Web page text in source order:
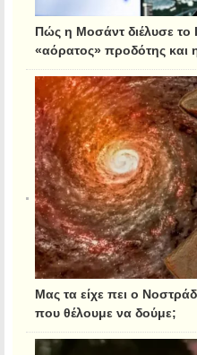
Πώς η Μοσάντ διέλυσε
«αόρατος» προδότης και
Μας τα είχε πει ο
που θέλουμε να δούμε;